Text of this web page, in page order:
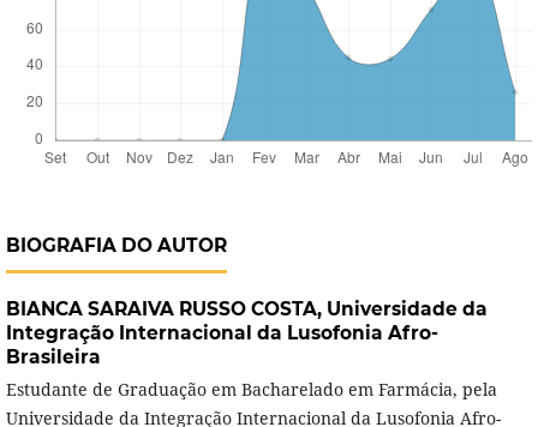
BIOGRAFIA DO AUTOR
BIANCA SARAIVA RUSSO COSTA, Universidade da
Integração Internacional da Lusofonia Afro-
Brasileira
Estudante de Graduação em Bacharelado em Farmácia, pela
Universidade da Integração Internacional da Lusofonia Afro-